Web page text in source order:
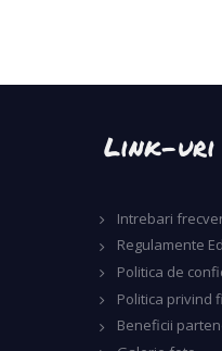
Link-
Intrebari
Regulamente
Politica de
Politica privind
Beneficii